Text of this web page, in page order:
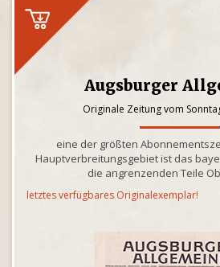
Augsburger
Originale Zeitung vom
eine der größten
Hauptverbreitungsgebiet ist das
die angrenzenden Teile
letztes verfügbares Originalexemplar!